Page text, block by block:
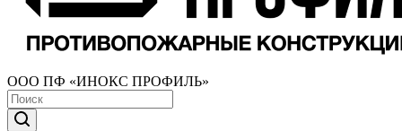
ООО ПФ «ИНОКС ПРОФИЛЬ»